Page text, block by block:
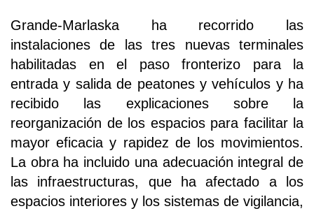
Grande-Marlaska ha recorrido las
instalaciones de las tres nuevas terminales
habilitadas en el paso fronterizo para la
entrada y salida de peatones y vehículos y ha
recibido las explicaciones sobre la
reorganización de los espacios para facilitar la
mayor eficacia y rapidez de los movimientos.
La obra ha incluido una adecuación integral de
las infraestructuras, que ha afectado a los
espacios interiores y los sistemas de vigilancia,